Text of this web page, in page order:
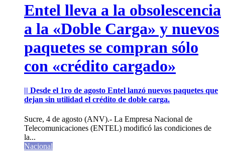
Entel lleva a la obsolescencia
a la «Doble Carga» y nuevos
paquetes se compran sólo
con «crédito cargado»
|| Desde el 1ro de agosto Entel lanzó nuevos paquetes que
dejan sin utilidad el crédito de doble carga.
Sucre, 4 de agosto (ANV).- La Empresa Nacional de
Telecomunicaciones (ENTEL) modificó las condiciones de
la...
Nacional